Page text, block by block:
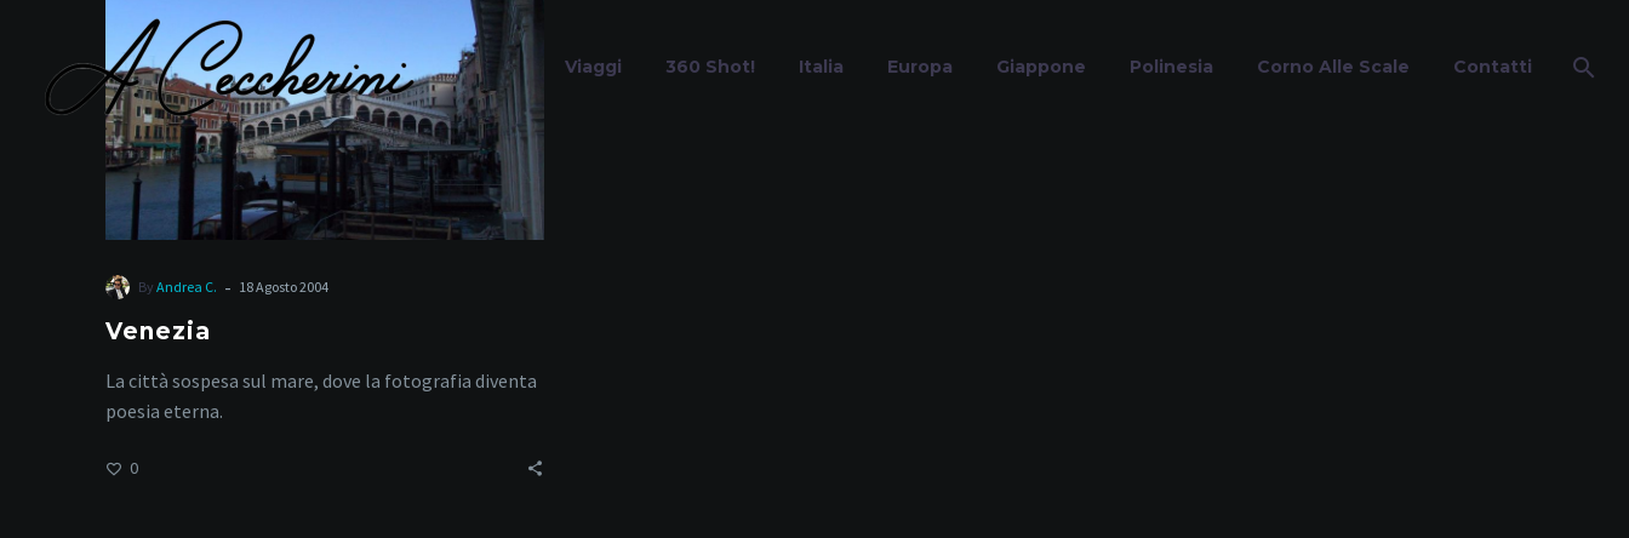
Viaggi 360 Shot! Italia Europa Giappone Polinesia Corno Alle Scale Contatti
By Andrea C. - 18 Agosto 2004
Venezia
La città sospesa sul mare, dove la fotografia diventa
poesia eterna.
0